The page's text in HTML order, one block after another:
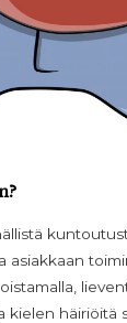
asiakkaan
kielen häiriöitä